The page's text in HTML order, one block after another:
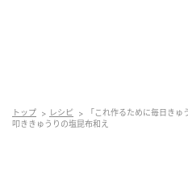
火を使わずに調理できるの
はん作りにも取り入れやす
トップ レシピ
「これ作るために毎日き
叩ききゅうりの塩昆布和え